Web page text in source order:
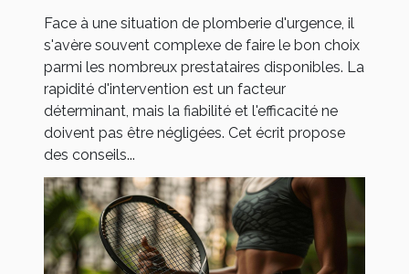
Face à une situation de plomberie d'urgence, il
s'avère souvent complexe de faire le bon choix
parmi les nombreux prestataires disponibles. La
rapidité d'intervention est un facteur
déterminant, mais la fiabilité et l'efficacité ne
doivent pas être négligées. Cet écrit propose
des conseils...